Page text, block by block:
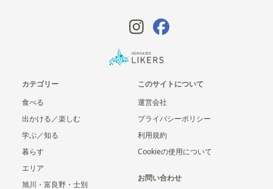
カテゴリー
食べる
出かける／楽しむ
学ぶ／知る
暮らす
エリア
旭川・富良野・士別
このサイトについて
運営会社
プライバシーポリシー
利用規約
Cookieの使用について
お問い合わせ